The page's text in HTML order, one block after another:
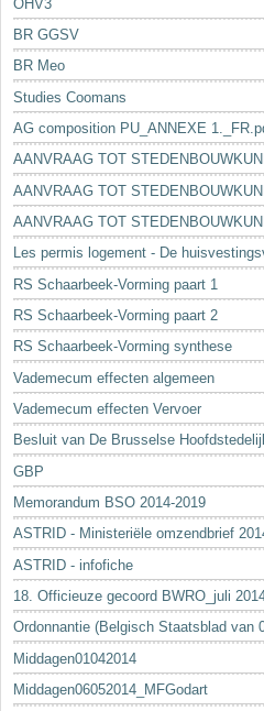
OHV3
BR GGSV
BR Meo
Studies Coomans
AG composition PU_ANNEXE
AANVRAAG TOT
AANVRAAG TOT
AANVRAAG TOT
Les permis logement - De
RS Schaarbeek-Vorming paart 1
RS Schaarbeek-Vorming paart 2
RS Schaarbeek-Vorming synthese
Vademecum effecten algemeen
Vademecum effecten Vervoer
Besluit van De Brusselse
GBP
Memorandum BSO 2014-2019
ASTRID - Ministeriële omzendbrief
ASTRID - infofiche
18. Officieuze gecoord BWRO_juli
Ordonnantie (Belgisch Staatsblad van
Middagen01042014
Middagen06052014_MFGodart